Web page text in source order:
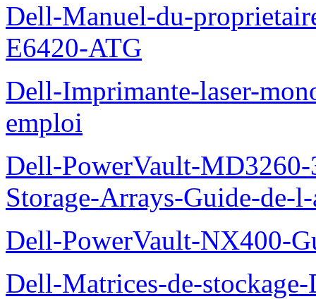
Dell-Manuel-du-
E6420-ATG
Dell-Imprimante-laser-
emploi
Dell-PowerVault-
Storage-Arrays-Guide-de-
Dell-PowerVault-NX400-
Dell-Matrices-de-